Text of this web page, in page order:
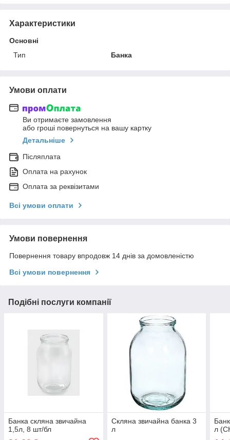
Характеристики
Основні
Тип
Банка
Умови оплати
Ви отримаєте замовлення
або гроші повернуться на вашу картку
Детальніше
Післяплата
Оплата на рахунок
Оплата за реквізитами
Всі умови оплати
Умови повернення
Повернення товару впродовж 14 днів за домовленістю
Всі умови повернення
Подібні послуги компанії
Банка скляна звичайна
1,5л, 8 шт/бл
Скляна звичайна банка 3
л
л